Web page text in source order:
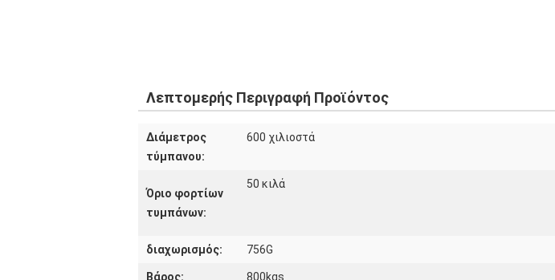
Λεπτομερής Περιγραφή Προϊόντος
Διάμετρος
τύμπανου:
600 χιλιοστά
Όριο φορτίων
τυμπάνων:
50 κιλά
διαχωρισμός: 756G
Βάρος: 800kgs